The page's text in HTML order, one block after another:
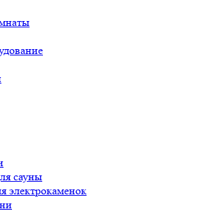
сауны
электрокаменок